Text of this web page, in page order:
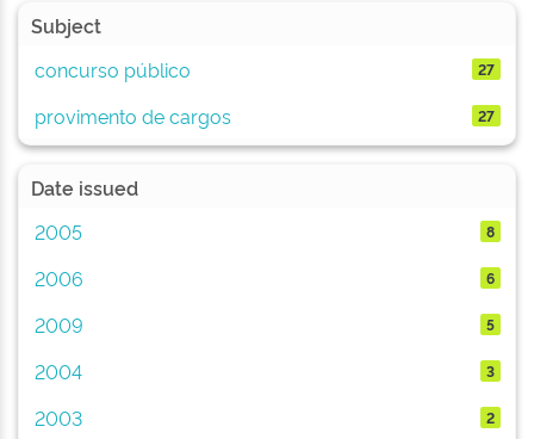
Subject
concurso público
27
provimento de cargos 27
Date issued
2005
8
2006 6
2009 5
2004 3
2003 2